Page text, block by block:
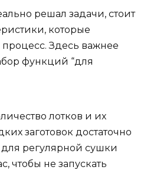
решал задачи, стоит
которые
Здесь важнее
функций “для
лотков и их
заготовок достаточно
для регулярной сушки
чтобы не запускать